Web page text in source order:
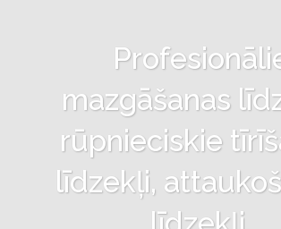
mazgāšanas
rūpnieciskie
līdzekļi,